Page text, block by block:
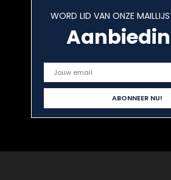
WORD LID VAN ONZE